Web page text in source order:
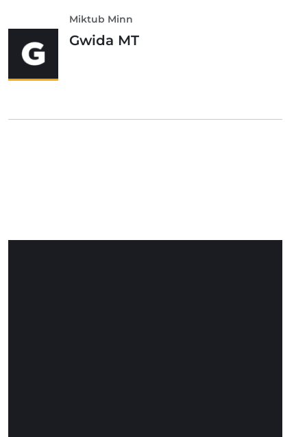
Miktub Minn
Gwida MT